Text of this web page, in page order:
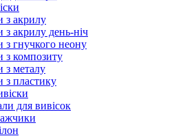
з акрилу
з акрилу день-ніч
з гнучкого неону
з композиту
з металу
з пластику
для вивісок